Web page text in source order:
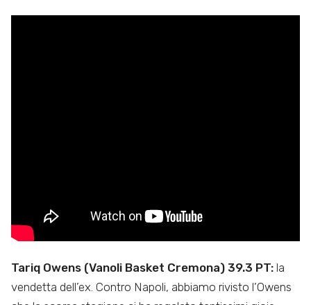
Tariq Owens (Vanoli Basket Cremona) 39.3 PT: la
vendetta dell’ex. Contro Napoli, abbiamo rivisto l’Owens